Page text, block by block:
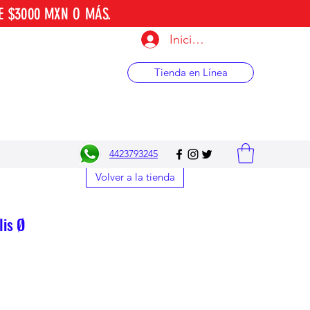
Iniciar sesión
Tienda en Línea
4423793245
$3000 MXN O MÁS.
Volver a la tienda
Ø